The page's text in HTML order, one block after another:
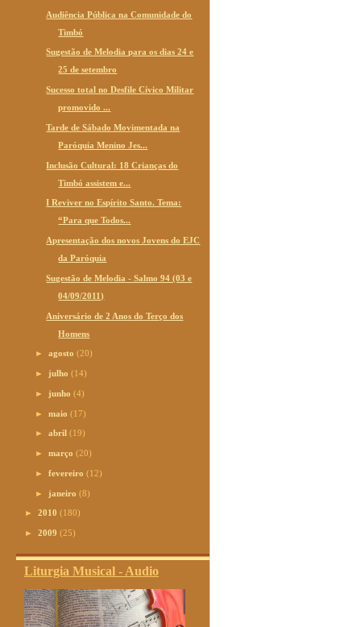
Audiência Pública na Comunidade do
Timbó
Sugestão de Melodia para os dias 24 e
25 de setembro
Sucesso total no Desfile Cívico Militar
promovido ...
Tarde de Sábado Movimentada na
Paróquia Menino Jes...
Inclusão Cultural: 18 Crianças do
Timbó assistem e...
I Reviver no Espírito Santo. Tema:
“Para que Todos...
Apresentação dos novos Jovens do EJC
da Paróquia
Sugestão de Melodia - Salmo 94 (03 e
04/09/2011)
Aniversário de 2 Anos do Terço dos
Homens
►agosto(20)
► julho(14)
► junho(4)
►maio(17)
►abril(19)
►março(20)
►fevereiro(12)
► janeiro(8)
► 2010 (180)
► 2009 (25)
Liturgia Musical - Audio